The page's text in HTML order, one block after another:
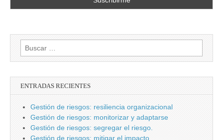
Buscar:
ENTRADAS RECIENTES
Gestión de riesgos: resiliencia organizacional
Gestión de riesgos: monitorizar y adaptarse
Gestión de riesgos: segregar el riesgo.
Gestión de riesgos: mitigar el impacto